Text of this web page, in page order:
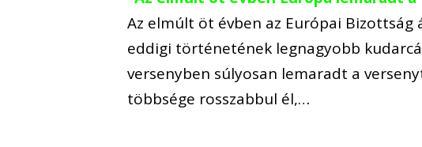
Az elmúlt öt évben az Európai
eddigi történetének legnagyobb
versenyben súlyosan lemaradt a
többsége rosszabbul él,…